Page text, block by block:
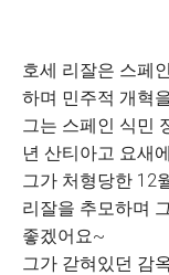
호세 리잘은 스페
하며 민주적 개혁
그는 스페인 식민
년 산티아고 요새
그가 처형당한 12
리잘을 추모하며
좋겠어요~
그가 갇혀있던 감